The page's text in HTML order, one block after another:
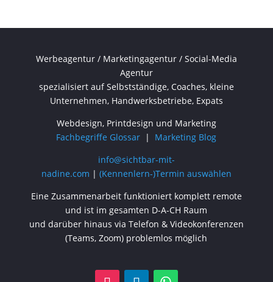
Werbeagentur / Marketingagentur / Social-Media
Agentur
spezialisiert auf Selbstständige, Coaches, kleine
Unternehmen, Handwerksbetriebe, Expats
Webdesign, Printdesign und Marketing
Fachbegriffe Glossar | Marketing Blog
info@sichtbar-mit-
nadine.com | (Kennenlern-)Termin auswählen
Eine Zusammenarbeit funktioniert komplett remote
und ist im gesamten D-A-CH Raum
und darüber hinaus via Telefon & Videokonferenzen
(Teams, Zoom) problemlos möglich